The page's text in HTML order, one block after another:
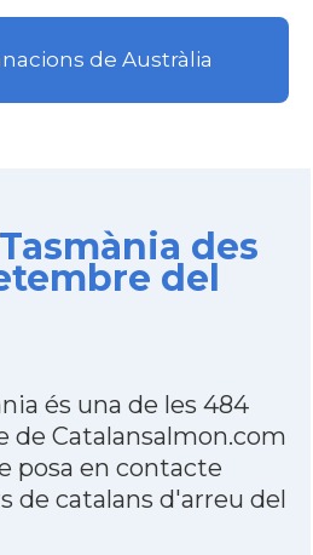
de Austràlia
des
del
és una de les 484
de Catalansalmon.com
posa en contacte
de catalans d'arreu del